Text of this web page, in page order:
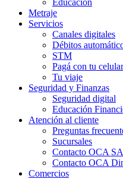
Educación
Metraje
Servicios
Canales digitales
Débitos
STM
Pagá con tu celular
Tu viaje
Seguridad y Finanzas
Seguridad digital
Educación
Atención al cliente
Preguntas
Sucursales
Contacto OCA SA
Contacto OCA
Comercios